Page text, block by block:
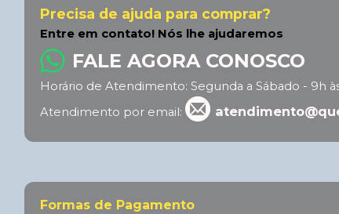
Precisa de ajuda para comprar?
Entre em contato! Nós lhe ajudaremos
FALE AGORA CONOSCO
Horário de Atendimento: Segunda a Sábado - 9h
Atendimento por email:
Formas de Pagamento